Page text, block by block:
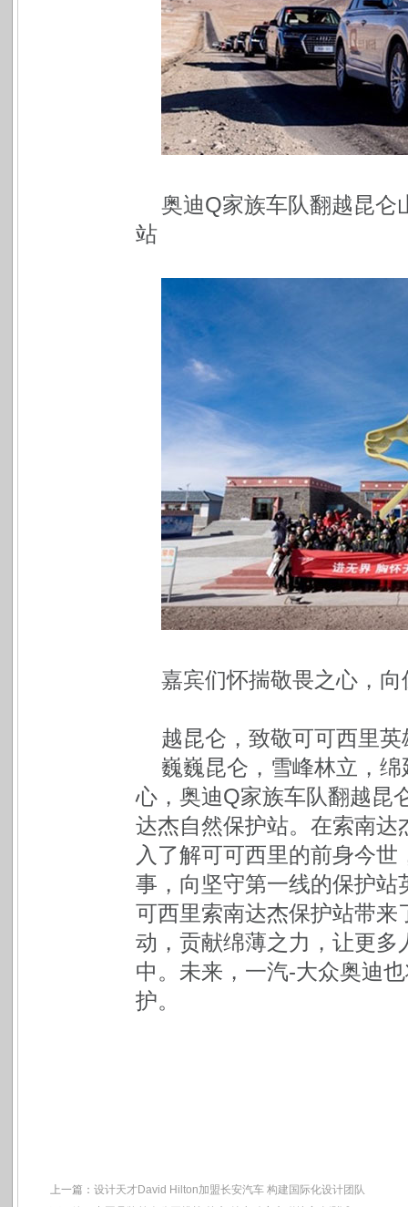
奥迪Q家族车队翻越昆仑
站
嘉宾们怀揣敬畏之心，
越昆仑，致敬可可西里英
巍巍昆仑，雪峰林立，
心，奥迪Q家族车队翻越昆
达杰自然保护站。在索南
入了解可可西里的前身今
事，向坚守第一线的保护
可西里索南达杰保护站带
动，贡献绵薄之力，让更
中。未来，一汽-大众奥迪
护。
上一篇： 设计天才David Hilton加盟长安汽车 构建国际化设计团队